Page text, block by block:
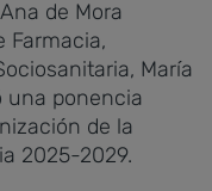
de Mora
Farmacia,
María
una ponencia
de la
2025-2029.